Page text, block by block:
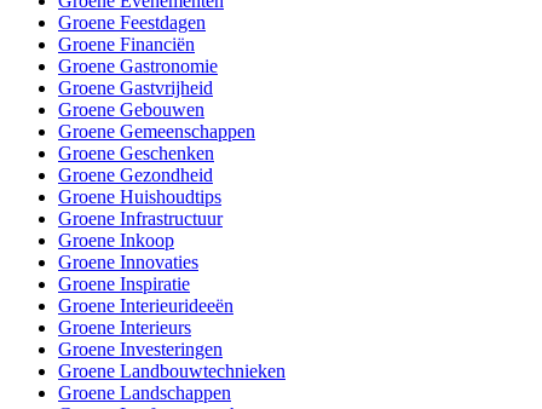
Groene Feestdagen
Groene Financiën
Groene Gastronomie
Groene Gastvrijheid
Groene Gebouwen
Groene Gemeenschappen
Groene Geschenken
Groene Gezondheid
Groene Huishoudtips
Groene Infrastructuur
Groene Inkoop
Groene Innovaties
Groene Inspiratie
Groene Interieurideeën
Groene Interieurs
Groene Investeringen
Groene Landbouwtechnieken
Groene Landschappen